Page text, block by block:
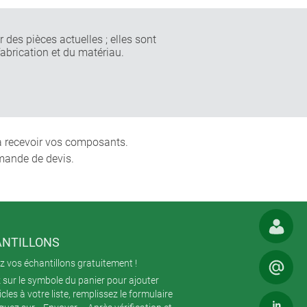
des pièces actuelles ; elles sont
et du matériau.
recevoir vos composants.
de devis.
vos échantillons gratuitement !
sur le symbole du panier pour ajouter
à votre liste, remplissez le formulaire